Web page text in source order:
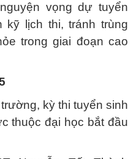
vọng dự tuyển
kỹ lịch thi, tránh trùng
trong giai đoạn cao
kỳ thi tuyển sinh
thuộc đại học bắt đầu